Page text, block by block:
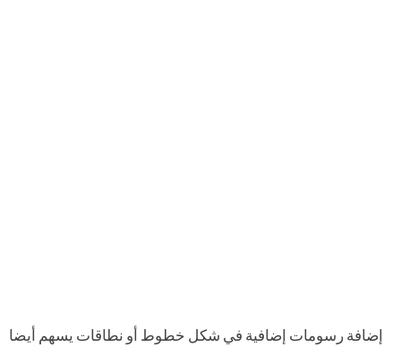
إضافة رسومات إضافية في شكل خطوط أو نطاقات يسهم أيضا